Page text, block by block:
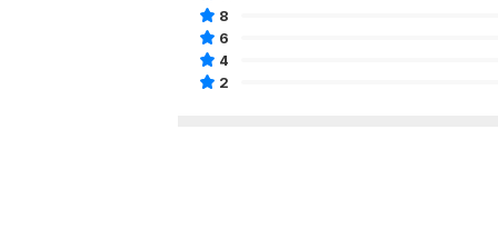
8
6
4
2